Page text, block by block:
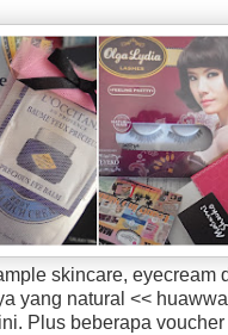
skincare, eyecream
yang natural <<
Plus beberapa